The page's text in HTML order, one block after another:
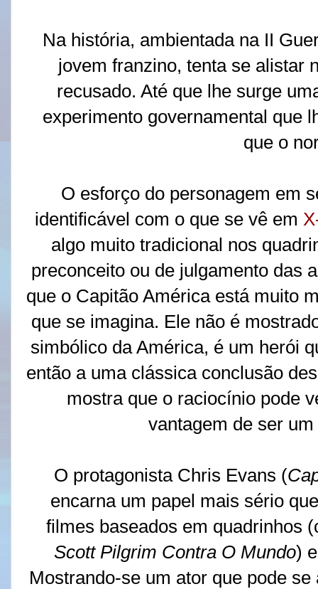
Na história, ambientada na II
jovem franzino, tenta se alistar
recusado. Até que lhe surge
experimento governamental que
que o
O esforço do personagem em
identificável com o que se vê em
algo muito tradicional nos
preconceito ou de julgamento das
que o Capitão América está muito
que se imagina. Ele não é
simbólico da América, é um herói
então a uma clássica conclusão
mostra que o raciocínio pode
vantagem de ser
O protagonista Chris Evans (
encarna um papel mais sério
filmes baseados em quadrinhos
Scott Pilgrim Contra O Mundo)
Mostrando-se um ator que pode